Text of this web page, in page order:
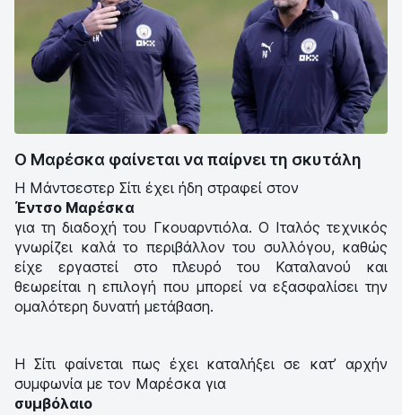
Ο Μαρέσκα φαίνεται να παίρνει τη σκυτάλη
Η Μάντσεστερ Σίτι έχει ήδη στραφεί στον
Έντσο Μαρέσκα
για τη διαδοχή του Γκουαρντιόλα. Ο Ιταλός τεχνικός
γνωρίζει καλά το περιβάλλον του συλλόγου, καθώς
είχε εργαστεί στο πλευρό του Καταλανού και
θεωρείται η επιλογή που μπορεί να εξασφαλίσει την
ομαλότερη δυνατή μετάβαση.
Η Σίτι φαίνεται πως έχει καταλήξει σε κατ’ αρχήν
συμφωνία με τον Μαρέσκα για
συμβόλαιο